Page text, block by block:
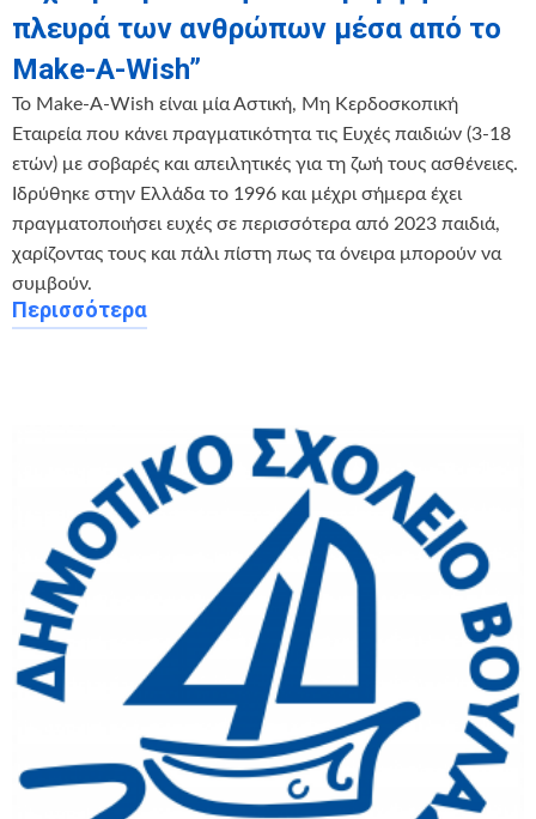
πλευρά των ανθρώπων μέσα από το
Make-A-Wish”
Το Make-A-Wish είναι μία Αστική, Μη Κερδοσκοπική
Εταιρεία που κάνει πραγματικότητα τις Ευχές παιδιών (3-18
ετών) με σοβαρές και απειλητικές για τη ζωή τους ασθένειες.
Ιδρύθηκε στην Ελλάδα το 1996 και μέχρι σήμερα έχει
πραγματοποιήσει ευχές σε περισσότερα από 2023 παιδιά,
χαρίζοντας τους και πάλι πίστη πως τα όνειρα μπορούν να
συμβούν.
Περισσότερα